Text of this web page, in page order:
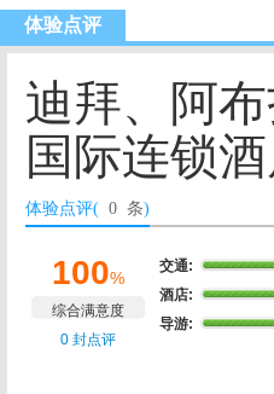
体验点评
迪拜、阿
国际连锁
体验点评( 0 条)
100%
综合满意度
0 封点评
交通:
酒店:
导游: